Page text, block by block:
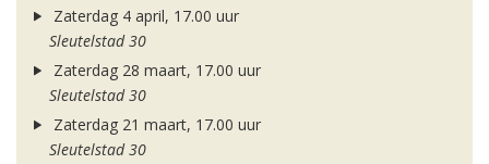
Zaterdag 4 april, 17.00 uur
Sleutelstad 30
Zaterdag 28 maart, 17.00 uur
Sleutelstad 30
Zaterdag 21 maart, 17.00 uur
Sleutelstad 30